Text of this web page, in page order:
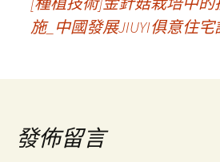
導
覽
施_中國發展JIUYI俱意住
發佈留言